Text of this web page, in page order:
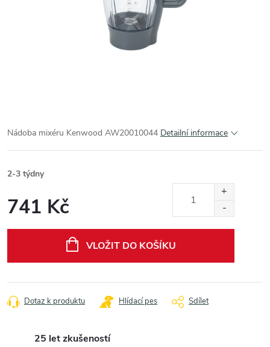
Nádoba mixéru Kenwood AW20010044 Detailní informace
2-3 týdny
741 Kč
VLOŽIT DO KOŠÍKU
Dotaz k produktu Hlídací pes Sdílet
25 let zkušeností